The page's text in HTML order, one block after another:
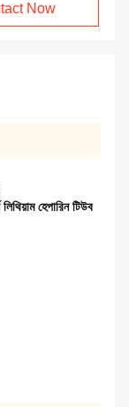
Now
হেপারিন টিউব